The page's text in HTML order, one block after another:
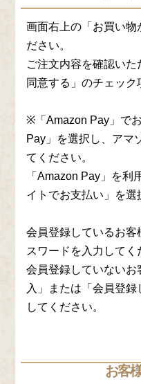
画面右上の「お買い物
ださい。
ご注文内容を確認い
同意する」のチェック
※「Amazon Pay」で
Pay」を選択し、アマ
てください。
「Amazon Pay」を利
イトでお支払い」を選
会員登録しているお
スワードを入力してく
会員登録していない
入」または「会員登
してください。
お客